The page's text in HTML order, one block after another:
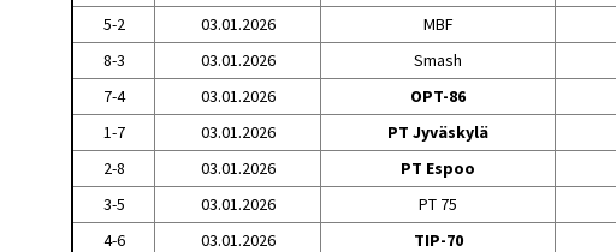
5-2
03.01.2026 MBF
8-3
03.01.2026 Smash
7-4
03.01.2026 OPT-86
1-7
03.01.2026 PT Jyväskylä
2-8
03.01.2026 PT Espoo
3-5
03.01.2026 PT 75
4-6
03.01.2026 TIP-70